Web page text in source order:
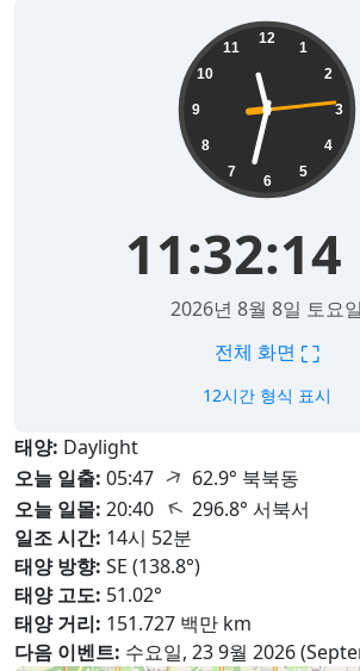
12
1
2
3
4
5
6
7
8
9
10
11
11:32:15
2026년 8월 8일 토요일
전체 화면 ⛶
12시간 형식 표시
태양: Daylight
오늘 일출: 05:47 ↑ 62.9° 북북동
오늘 일몰: 20:40 ↑296.8° 서북서
일조 시간: 14시 52분
태양 방향: SE (138.8°)
태양 고도: 51.02°
태양 거리: 151.727 백만 km
다음 이벤트: 수요일, 23 9월 2026